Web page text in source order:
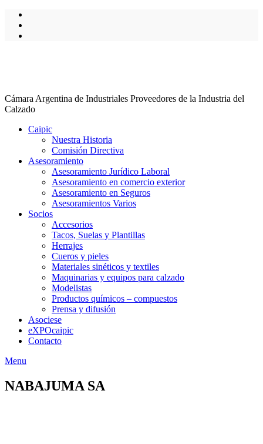
Cámara Argentina de Industriales Proveedores de la Industria del
Calzado
Caipic
Nuestra Historia
Comisión Directiva
Asesoramiento
Asesoramiento Jurídico Laboral
Asesoramiento en comercio exterior
Asesoramiento en Seguros
Asesoramientos Varios
Socios
Accesorios
Tacos, Suelas y Plantillas
Herrajes
Cueros y pieles
Materiales sinéticos y textiles
Maquinarias y equipos para calzado
Modelistas
Productos químicos – compuestos
Prensa y difusión
Asociese
eXPOcaipic
Contacto
Menu
NABAJUMA SA